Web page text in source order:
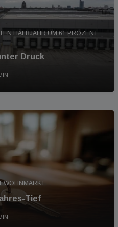
HALBJAHR UM 61 PROZENT
Druck
WOHNMARKT
Tief